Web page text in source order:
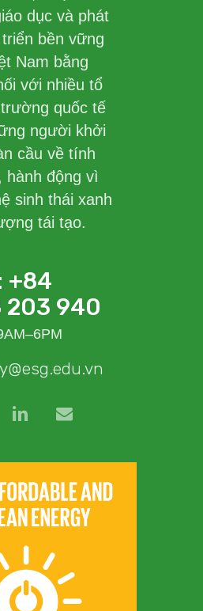
dục và phát
bền vững
Nam bằng
với nhiều tổ
quốc tế
người khởi
cầu về tính
hành động vì
sinh thái xanh
tái tạo.
+84
203 940